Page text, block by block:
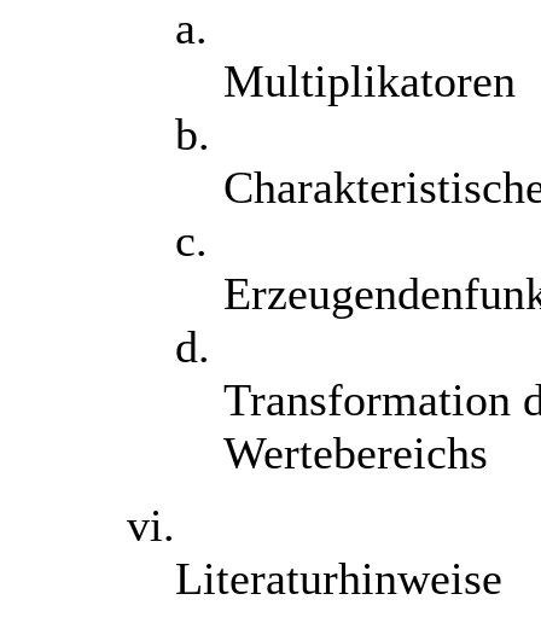
a.
Multiplikatoren
b.
c.
d.
Transformation
Wertebereichs
vi.
Literaturhinweise